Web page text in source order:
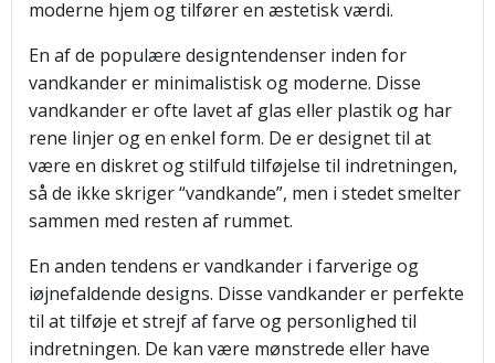
moderne hjem og tilfører en æstetisk værdi.
En af de populære designtendenser inden for
vandkander er minimalistisk og moderne. Disse
vandkander er ofte lavet af glas eller plastik og har
rene linjer og en enkel form. De er designet til at
være en diskret og stilfuld tilføjelse til indretningen,
så de ikke skriger “vandkande”, men i stedet smelter
sammen med resten af rummet.
En anden tendens er vandkander i farverige og
iøjnefaldende designs. Disse vandkander er perfekte
til at tilføje et strejf af farve og personlighed til
indretningen. De kan være mønstrede eller have